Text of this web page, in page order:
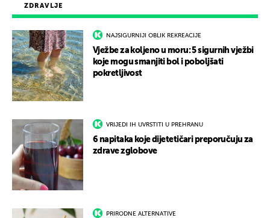
ZDRAVLJE
NAJSIGURNIJI OBLIK REKREACIJE
Vježbe za koljeno u moru: 5 sigurnih vježbi
koje mogu smanjiti bol i poboljšati
pokretljivost
VRIJEDI IH UVRSTITI U PREHRANU
6 napitaka koje dijetetičari preporučuju za
zdrave zglobove
PRIRODNE ALTERNATIVE